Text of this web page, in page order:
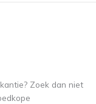
Zoek dan niet